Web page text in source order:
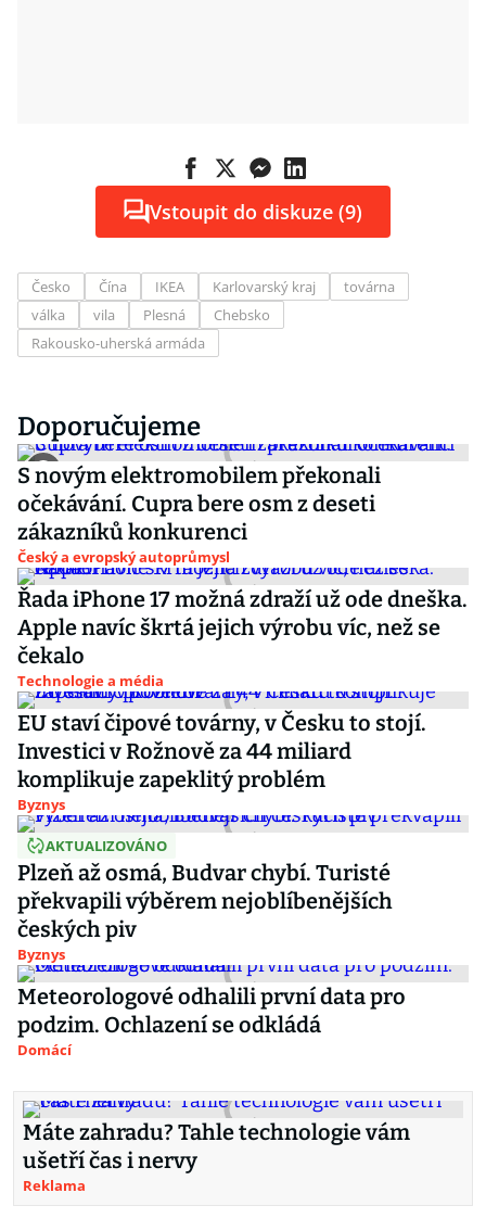
Vstoupit do diskuze (9)
Česko Čína IKEA Karlovarský kraj
továrna
válka
vila Plesná
Chebsko
Rakousko-uherská armáda
Doporučujeme
S novým elektromobilem překonali
očekávání. Cupra bere osm z deseti
zákazníků konkurenci
Český a evropský autoprůmysl
Řada iPhone 17 možná zdraží už ode dneška.
Apple navíc škrtá jejich výrobu víc, než se
čekalo
Technologie a média
EU staví čipové továrny, v Česku to stojí.
Investici v Rožnově za 44 miliard
komplikuje zapeklitý problém
Byznys
AKTUALIZOVÁNO
Plzeň až osmá, Budvar chybí. Turisté
překvapili výběrem nejoblíbenějších
českých piv
Byznys
Meteorologové odhalili první data pro
podzim. Ochlazení se odkládá
Domácí
Máte zahradu? Tahle technologie vám
ušetří čas i nervy
Reklama